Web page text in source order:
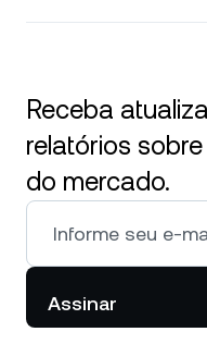
Receba
relatórios
do mercado.
Assinar